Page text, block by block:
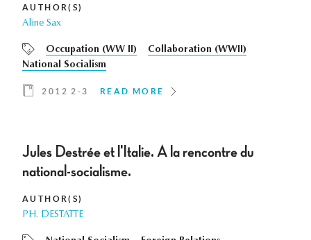
AUTHOR(S)
Aline Sax
Occupation (WW II)
Collaboration (WWII)
National Socialism
2012 2-3 READ MORE
Jules Destrée et l'Italie. A la rencontre du
national-socialisme.
AUTHOR(S)
PH. DESTATTE